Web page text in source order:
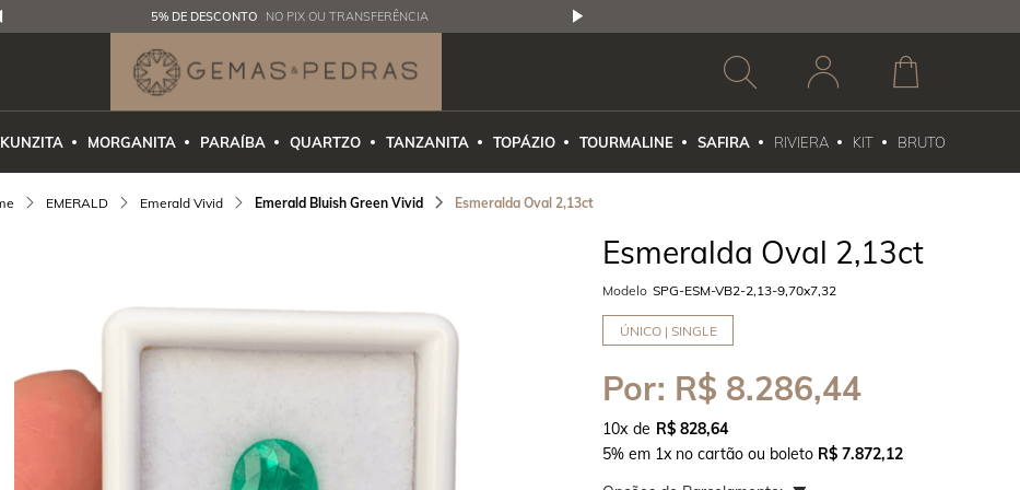
5% DE DESCONTO NO PIX OU TRANSFERÊNCIA
KUNZITA MORGANITA PARAÍBA QUARTZO TANZANITA TOPÁZIO TOURMALINE SAFIRA RIVIERA KIT BRUTO
EMERALD Emerald Vivid Emerald Bluish Green Vivid Esmeralda Oval 2,13ct
Esmeralda Oval 2,13ct
Modelo SPG-ESM-VB2-2,13-9,70x7,32
ÚNICO | SINGLE
Por: R$ 8.286,44
10x
R$ 828,64
5% em 1x no cartão ou boleto R$ 7.872,12